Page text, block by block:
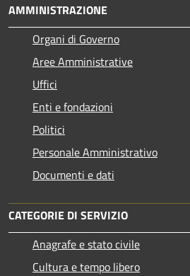
AMMINISTRAZIONE
Organi di Governo
Aree Amministrative
Uffici
Enti e fondazioni
Politici
Personale Amministrativo
Documenti e dati
CATEGORIE DI SERVIZIO
Anagrafe e stato civile
Cultura e tempo libero